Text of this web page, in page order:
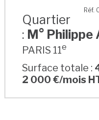
M° Réf.
Quartier
: M°
PARIS 11e
Surface totale :
2 000 €/mois